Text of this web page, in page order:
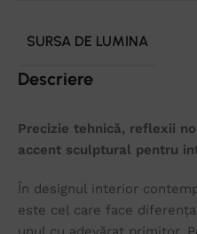
SURSA DE LUMINA
Descriere
Precizie tehnică, reflexii
accent sculptural pentru
În designul interior
este cel care face